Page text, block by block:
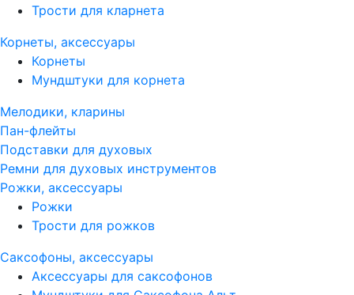
Трости для кларнета
Корнеты, аксессуары
Корнеты
Мундштуки для корнета
Мелодики, кларины
Пан-флейты
Подставки для духовых
Ремни для духовых инструментов
Рожки, аксессуары
Рожки
Трости для рожков
Саксофоны, аксессуары
Аксессуары для саксофонов